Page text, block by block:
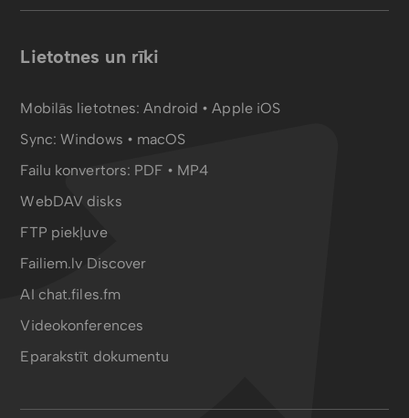
Lietotnes un rīki
Mobilās lietotnes:Android •Apple iOS
Sync:Windows • macOS
Failu konvertors: PDF • MP4
WebDAV disks
FTP piekļuve
Failiem.lv Discover
AI chat.files.fm
Videokonferences
Eparakstīt dokumentu